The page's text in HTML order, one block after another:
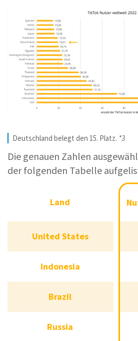
Deutschland belegt den 15. Platz. *3
Die genauen Zahlen
der folgenden Tabelle
Land
United States
Indonesia
Brazil
Russia